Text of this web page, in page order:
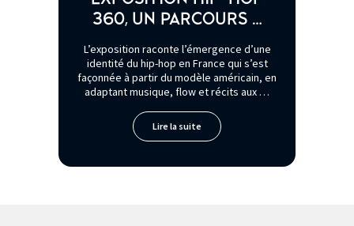
360, UN PARCOURS …
L’exposition raconte l’émergence d’une
identité du hip-hop en France qui s’est
façonnée à partir du modèle américain, en
adaptant musique, flow et récits aux …
Lire la suite